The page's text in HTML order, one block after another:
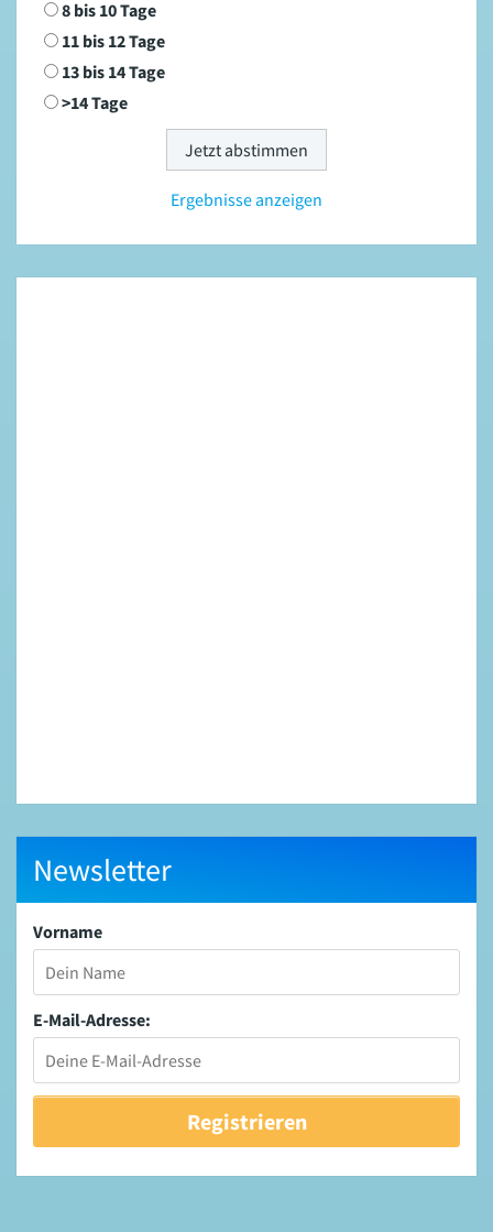
8 bis 10 Tage
11 bis 12 Tage
13 bis 14 Tage
>14 Tage
Ergebnisse anzeigen
Newsletter
Vorname
E-Mail-Adresse: